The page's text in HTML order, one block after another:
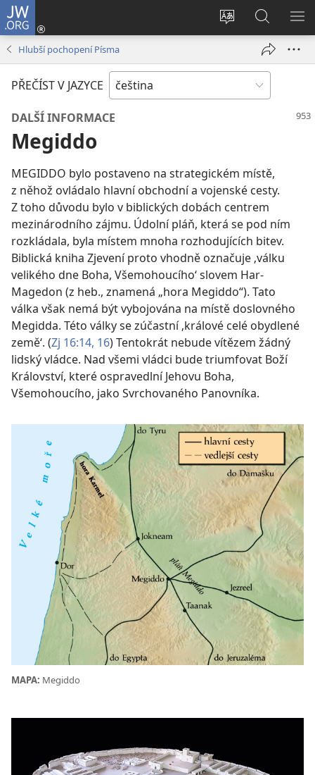
JW.ORG
Změnit
stránek
Přihlásit
se
okno)
Hledat
na
JW.ORG
Hlubší pochopení Písma
PŘEČÍST V JAZYCE
DALŠÍ INFORMACE
Megiddo
MEGIDDO bylo postaveno na strategickém místě,
z něhož ovládalo hlavní obchodní a vojenské cesty.
Z toho důvodu bylo v biblických dobách centrem
mezinárodního zájmu. Údolní pláň, která se pod ním
rozkládala, byla místem mnoha rozhodujících bitev.
Biblická kniha Zjevení proto vhodně označuje ‚válku
velikého dne Boha, Všemohoucího‘ slovem Har-
Magedon (z heb., znamená „hora Megiddo“). Tato
válka však nemá být vybojována na místě doslovného
Megidda. Této války se zúčastní ‚králové celé obydlené
země‘. (Zj 16:14, 16) Tentokrát nebude vítězem žádný
lidský vládce. Nad všemi vládci bude triumfovat Boží
Království, které ospravedlní Jehovu Boha,
Všemohoucího, jako Svrchovaného Panovníka.
MAPA: Megiddo